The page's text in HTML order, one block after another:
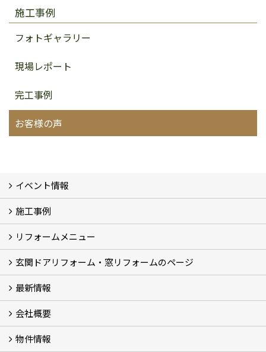
施工事例
フォトギャラリー
現場レポート
完工事例
お客様の声
イベント情報
イベント予告
イベント報告
施工事例
フォトギャラリー
BeforeAfter (29)
お客様の声
リフォームメニュー
リフォームの流れ
窓リフォーム (3)
玄関ドアリフォーム (2)
キッチンリフォーム (4)
浴室リフォーム (3)
トイレリフォーム (5)
洗面リフォーム (2)
マンションリフォーム (3)
収納リフォーム
カーポート工事
風除室工事
ウッドデッキ・タイルデッキ工事
エクステリア工事 (2)
内装リフォーム
雨樋設置・修繕
外壁張替・塗装 (2)
エアコン取付工事
玄関ドアリフォーム・窓リフォームのページ
玄関ドアリフォーム
内窓交換・外窓交換・ガラス交換 (18)
最新情報
補助金情報
各種キャンペーン (2)
会社概要
会社概要
コンセプト
アクセス
スタッフ紹介
スタッフブログ
プライバシーポリシー
アフターメンテナンス
お客様サポート
事業紹介
物件情報